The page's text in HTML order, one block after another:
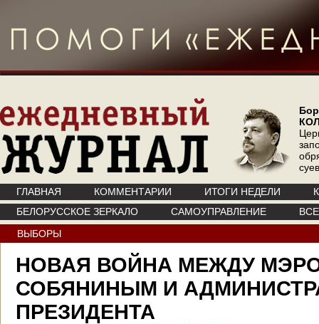
ГЛАВНАЯ КОММЕНТАРИИ ИТОГИ НЕДЕЛИ
БЕЛОРУССКОЕ ЗЕРКАЛО
САМОУПРАВЛЕНИЕ
ВЫБОРЫ
НОВАЯ ВОЙНА МЕЖДУ
СОБЯНИНЫМ И
ПРЕЗИДЕНТА